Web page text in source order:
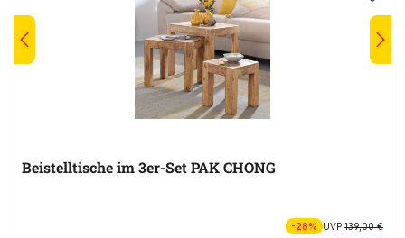
Beistelltische im 3er-Set PAK CHONG
-28% UVP139,00 €